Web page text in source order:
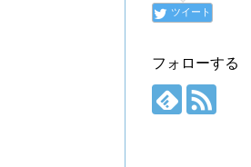
ツイート
フォローする